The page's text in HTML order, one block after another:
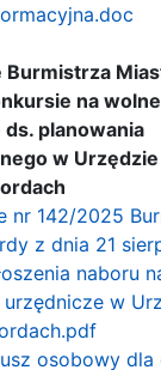
Burmistrza
na
planowania
w
nr 142/2025
z dnia 21
naboru
w
osobowy dla